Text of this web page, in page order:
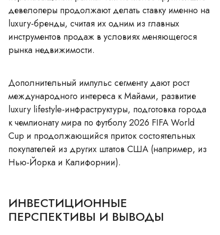
девелоперы продолжают делать ставку именно на
luxury-бренды, считая их одним из главных
инструментов продаж в условиях меняющегося
рынка недвижимости.
Дополнительный импульс сегменту дают рост
международного интереса к Майами, развитие
luxury lifestyle-инфраструктуры, подготовка города
к чемпионату мира по футболу 2026 FIFA World
Cup и продолжающийся приток состоятельных
покупателей из других штатов США (например, из
Нью-Йорка и Калифорнии).
ИНВЕСТИЦИОННЫЕ
ПЕРСПЕКТИВЫ И ВЫВОДЫ